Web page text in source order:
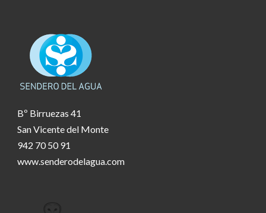
Bº Birruezas 41
San Vicente del Monte
942 70 50 91
www.senderodelagua.com